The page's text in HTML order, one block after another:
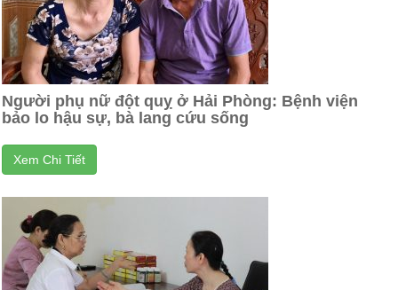
Người phụ nữ đột quỵ ở Hải Phòng: Bệnh viện
bảo lo hậu sự, bà lang cứu sống
Xem Chi Tiết